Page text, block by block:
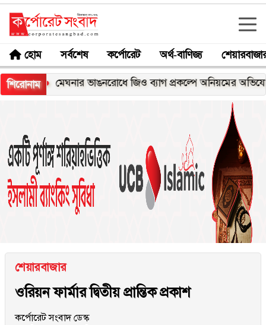
হোম সর্বশেষ কর্পোরেট অর্থ-বাণিজ্য
শিরোনামমেঘনার ভাঙনরোধে জিও ব্যাগ প্রকল্পে অনিয়মের অভিযোগ,
শেয়ারবাজার
ওরিয়ন ফার্মার দ্বিতীয় প্রান্তিক প্রকাশ
কর্পোরেট সংবাদ ডেস্ক